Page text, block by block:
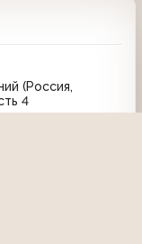
(Россия,
4